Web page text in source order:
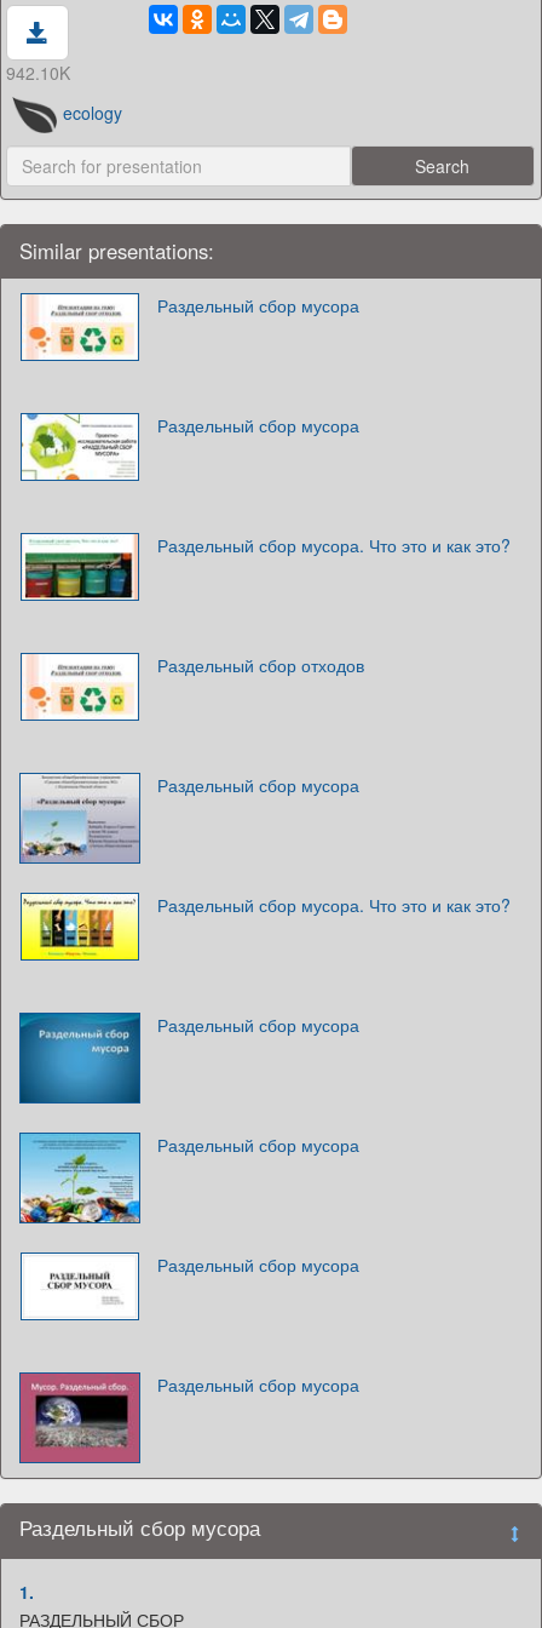
942.10K
ecology
Similar presentations:
Раздельный сбор мусора
Раздельный сбор мусора
Раздельный сбор мусора. Что это и как это?
Раздельный сбор отходов
Раздельный сбор мусора
Раздельный сбор мусора. Что это и как это?
Раздельный сбор мусора
Раздельный сбор мусора
Раздельный сбор мусора
Раздельный сбор мусора
Раздельный сбор мусора
1.
РАЗДЕЛЬНЫЙ СБОР